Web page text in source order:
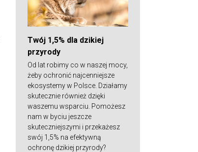
Twój 1,5% dla dzikiej
przyrody
Od lat robimy co w naszej mocy,
żeby ochronić najcenniejsze
ekosystemy w Polsce. Działamy
skutecznie również dzięki
waszemu wsparciu. Pomożesz
nam w byciu jeszcze
skuteczniejszymi i przekażesz
swój 1,5% na efektywną
ochronę dzikiej przyrody?